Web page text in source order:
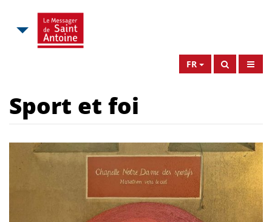
FR
Sport et foi